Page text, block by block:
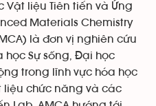
Vật liệu Tiên tiến và Ứng
Materials Chemistry
là đơn vị nghiên cứu
học Sự sống, Đại học
trong lĩnh vực hóa học
liệu chức năng và các